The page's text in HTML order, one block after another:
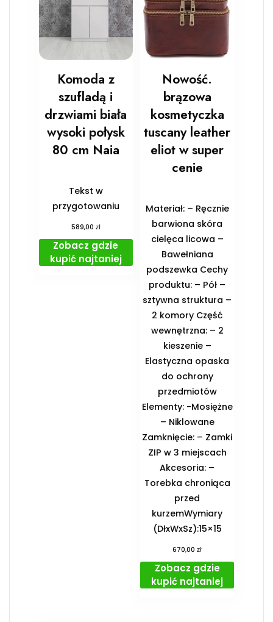
Komoda z
szufladą i
drzwiami biała
wysoki połysk
80 cm Naia
Tekst w
przygotowaniu
589,00 zł
Zobacz gdzie
kupić najtaniej
Nowość.
brązowa
kosmetyczka
tuscany leather
eliot w super
cenie
Materiał: – Ręcznie
barwiona skóra
cielęca licowa –
Bawełniana
podszewka Cechy
produktu: – Pół –
sztywna struktura –
2 komory Część
wewnętrzna: – 2
kieszenie –
Elastyczna opaska
do ochrony
przedmiotów
Elementy: -Mosiężne
– Niklowane
Zamknięcie: – Zamki
ZIP w 3 miejscach
Akcesoria: –
Torebka chroniąca
przed
kurzemWymiary
(DłxWxSz):15×15
670,00zł
Zobacz gdzie
kupić najtaniej